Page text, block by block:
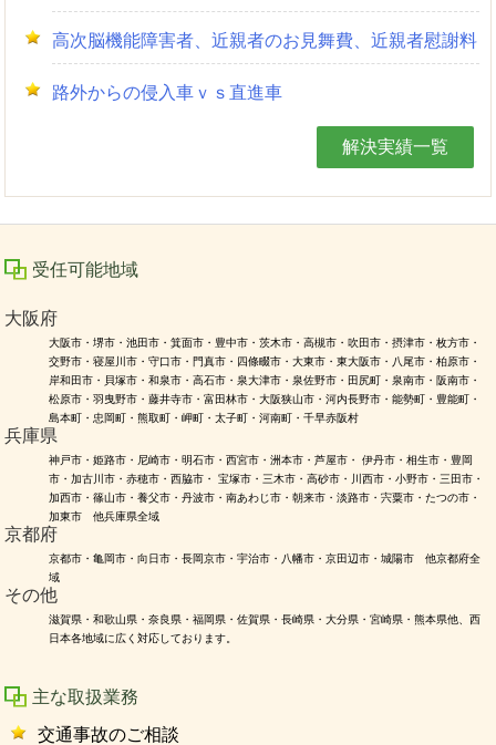
高次脳機能障害者、近親者のお見舞費、近親者慰謝料
路外からの侵入車ｖｓ直進車
解決実績一覧
受任可能地域
大阪府
大阪市・堺市・池田市・箕面市・豊中市・茨木市・高槻市・吹田市・摂津市・枚方市・
交野市・寝屋川市・守口市・門真市・四條畷市・大東市・東大阪市・八尾市・柏原市・
岸和田市・貝塚市・和泉市・高石市・泉大津市・泉佐野市・田尻町・泉南市・阪南市・
松原市・羽曳野市・藤井寺市・富田林市・大阪狭山市・河内長野市・能勢町・豊能町・
島本町・忠岡町・熊取町・岬町・太子町・河南町・千早赤阪村
兵庫県
神戸市・姫路市・尼崎市・明石市・西宮市・洲本市・芦屋市・ 伊丹市・相生市・豊岡
市・加古川市・赤穂市・西脇市・ 宝塚市・三木市・高砂市・川西市・小野市・三田市・
加西市・篠山市・養父市・丹波市・南あわじ市・朝来市・淡路市・宍粟市・たつの市・
加東市 他兵庫県全域
京都府
京都市・亀岡市・向日市・長岡京市・宇治市・八幡市・京田辺市・城陽市 他京都府全
域
その他
滋賀県・和歌山県・奈良県・福岡県・佐賀県・長崎県・大分県・宮崎県・熊本県他、西
日本各地域に広く対応しております。
主な取扱業務
交通事故のご相談